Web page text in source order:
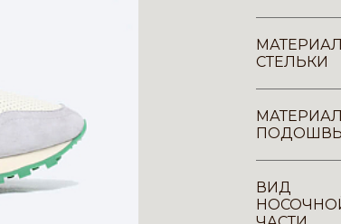
МАТЕРИАЛ
СТЕЛЬКИ
МАТЕРИАЛ
ВИД